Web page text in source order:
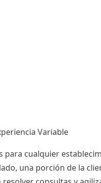
Variable
cualquier
una porción de la